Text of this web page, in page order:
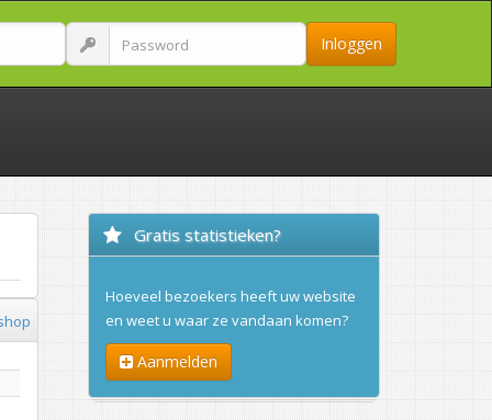
Inloggen
Gratis statistieken?
Hoeveel bezoekers heeft uw website
en weet u waar ze vandaan komen?
Aanmelden